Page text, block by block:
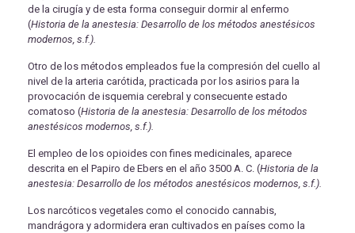
de la cirugía y de esta forma conseguir dormir al enfermo
(Historia de la anestesia: Desarrollo de los métodos anestésicos
modernos, s.f.).
Otro de los métodos empleados fue la compresión del cuello al
nivel de la arteria carótida, practicada por los asirios para la
provocación de isquemia cerebral y consecuente estado
comatoso (Historia de la anestesia: Desarrollo de los métodos
anestésicos modernos, s.f.)
El empleo de los opioides con fines medicinales, aparece
descrita en el Papiro de Ebers en el año 3500 A. C. (Historia de la
anestesia: Desarrollo de los métodos anestésicos modernos, s.f.).
Los narcóticos vegetales como el conocido cannabis,
mandrágora y adormidera eran cultivados en países como la